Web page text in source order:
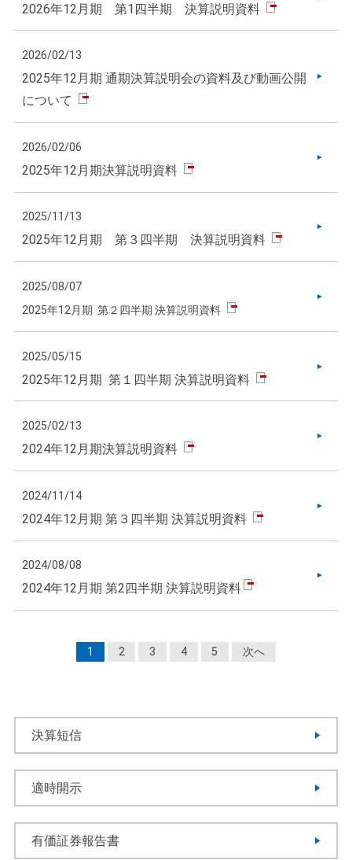
2026年12月期 第1四半期 決算説明資料
2026/02/13
2025年12月期 通期決算説明会の資料及び動画公開
について
2026/02/06
2025年12月期決算説明資料
2025/11/13
2025年12月期 第３四半期 決算説明資料
2025/08/07
2025年12月期 第２四半期 決算説明資料
2025/05/15
2025年12月期 第１四半期 決算説明資料
2025/02/13
2024年12月期決算説明資料
2024/11/14
2024年12月期 第３四半期 決算説明資料
2024/08/08
2024年12月期 第2四半期 決算説明資料
1 2 3 4 5 次へ
決算短信
適時開示
有価証券報告書